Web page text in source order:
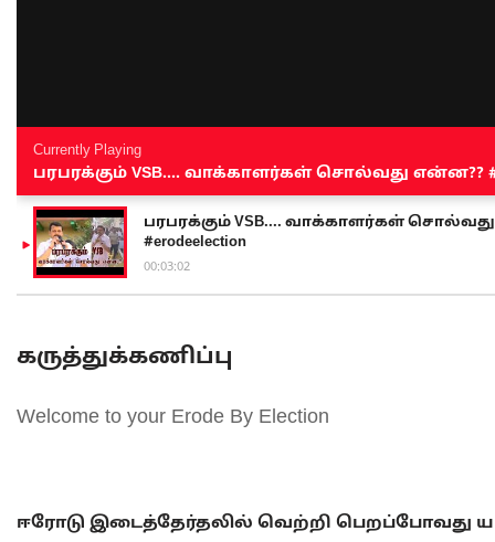
Currently Playing
பரபரக்கும் VSB.... வாக்காளர்கள் சொல்வது என்ன??
பரபரக்கும் VSB.... வாக்காளர்கள் சொல்வது
#erodeelection
00:03:02
கருத்துக்கணிப்பு
Welcome to your Erode By Election
ஈரோடு இடைத்தேர்தலில் வெற்றி பெறப்போவது